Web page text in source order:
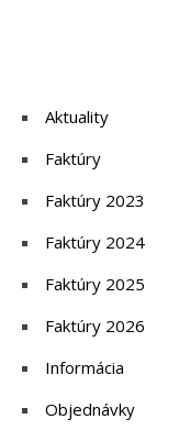
Aktuality
Faktúry
Faktúry 2023
Faktúry 2024
Faktúry 2025
Faktúry 2026
Informácia
Objednávky